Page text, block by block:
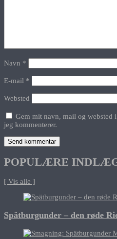
Navn *
E-mail *
Websted
Gem mit navn, mail og websted
jeg kommenterer.
POPULÆRE
[ Vis alle ]
Spätburgunder – den røde